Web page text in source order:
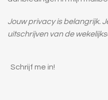
Jouw privacy is belangrijk.
uitschrijven van de
Schrijf me in!